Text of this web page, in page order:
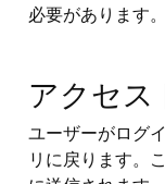
必要があります。
アクセス
ユーザーがログ
リに戻ります。